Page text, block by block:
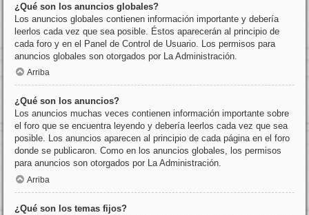
¿Qué son los anuncios globales?
Los anuncios globales contienen información importante y debería
leerlos cada vez que sea posible. Éstos aparecerán al principio de
cada foro y en el Panel de Control de Usuario. Los permisos para
anuncios globales son otorgados por La Administración.
Arriba
¿Qué son los anuncios?
Los anuncios muchas veces contienen información importante sobre
el foro que se encuentra leyendo y debería leerlos cada vez que sea
posible. Los anuncios aparecen al principio de cada página en el foro
donde se publicaron. Como en los anuncios globales, los permisos
para anuncios son otorgados por La Administración.
Arriba
¿Qué son los temas fijos?